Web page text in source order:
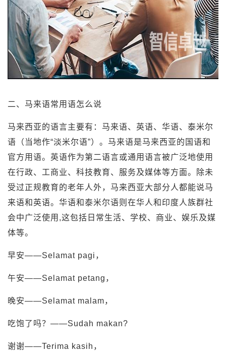
二、马来语常用语怎么说
马来西亚的语言主要有：马来语、英语、华语、泰米尔
语（当地作“淡米尔语”）。马来语是马来西亚的国语和
官方用语。英语作为第二语言或通用语言被广泛地使用
在行政、工商业、科技教育、服务及媒体等方面。除未
受过正规教育的老年人外，马来西亚大部分人都能说马
来语和英语。华语和泰米尔语则在华人和印度人族群社
会中广泛使用,这包括日常生活、学校、商业、娱乐及媒
体等。
早安——Selamat pagi，
午安——Selamat petang，
晚安——Selamat malam，
吃饱了吗？——Sudah makan?
谢谢——Terima kasih，